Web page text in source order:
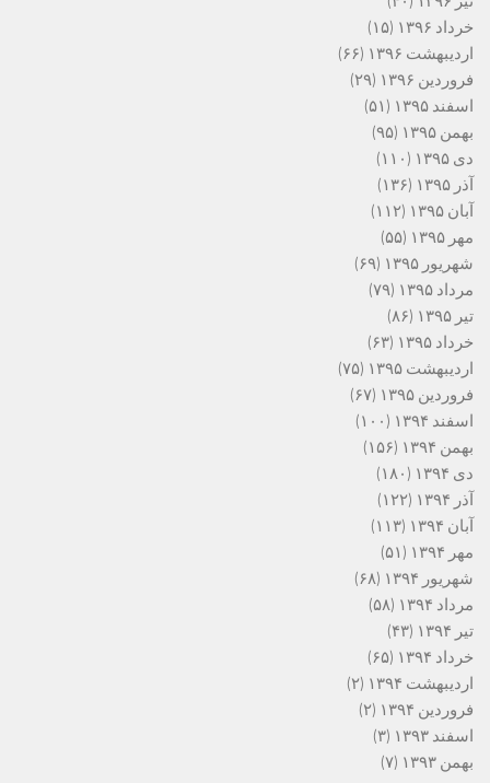
خرداد ۱۳۹۶
(۱۵)
اردیبهشت ۱۳۹۶
(۶۶)
فروردین ۱۳۹۶
(۲۹)
اسفند ۱۳۹۵
(۵۱)
بهمن ۱۳۹۵
(۹۵)
دی ۱۳۹۵
(۱۱۰)
آذر ۱۳۹۵
(۱۳۶)
آبان ۱۳۹۵
(۱۱۲)
مهر ۱۳۹۵
(۵۵)
شهریور ۱۳۹۵
(۶۹)
مرداد ۱۳۹۵
(۷۹)
تیر ۱۳۹۵
(۸۶)
خرداد ۱۳۹۵
(۶۳)
اردیبهشت ۱۳۹۵
(۷۵)
فروردین ۱۳۹۵
(۶۷)
اسفند ۱۳۹۴
(۱۰۰)
بهمن ۱۳۹۴
(۱۵۶)
دی ۱۳۹۴
(۱۸۰)
آذر ۱۳۹۴
(۱۲۲)
آبان ۱۳۹۴
(۱۱۳)
مهر ۱۳۹۴
(۵۱)
شهریور ۱۳۹۴
(۶۸)
مرداد ۱۳۹۴
(۵۸)
تیر ۱۳۹۴
(۴۳)
خرداد ۱۳۹۴
(۶۵)
اردیبهشت ۱۳۹۴
(۲)
فروردین ۱۳۹۴
(۲)
اسفند ۱۳۹۳
(۳)
بهمن ۱۳۹۳
(۷)